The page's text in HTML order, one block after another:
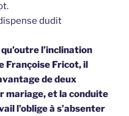
dudit
qu’outre l’inclination
Françoise Fricot, il
de deux
mariage, et la conduite
l’oblige à s’absenter